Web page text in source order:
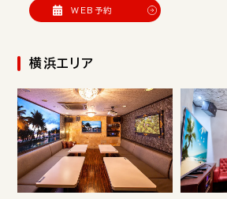
WEB予約
横浜エリア